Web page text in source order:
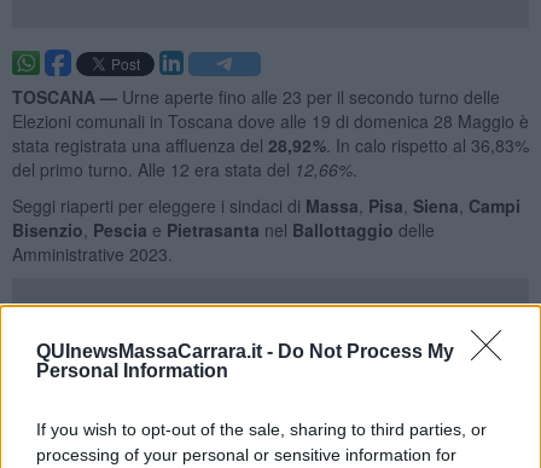
QUInewsMassaCarrara.it - Do Not Process My
Personal Information
If you wish to opt-out of the sale, sharing to third parties, or
processing of your personal or sensitive information for
TOSCANA — Urne aperte fino alle 23 per il secondo turno delle
Elezioni comunali in Toscana dove alle 19 di domenica 28 Maggio è
stata registrata una affluenza del 28,92%. In calo rispetto al 36,83%
del primo turno. Alle 12 era stata del 12,66%.
Seggi riaperti per eleggere i sindaci di Massa Pisa Siena Campi
Bisenzio Pescia e Pietrasanta nel Ballottaggio delle
Amministrative 2023.
Affluenza alle12 e
Massa
11,51% - 27,61%
Pisa15,05% - 33,20%